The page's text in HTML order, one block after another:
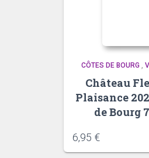
CÔTES DE BOURG,
Château
Plaisance
de Bourg
6,95 €